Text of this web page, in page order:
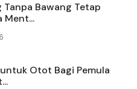
Tanpa Bawang Tetap
Ment...
Otot Bagi Pemula